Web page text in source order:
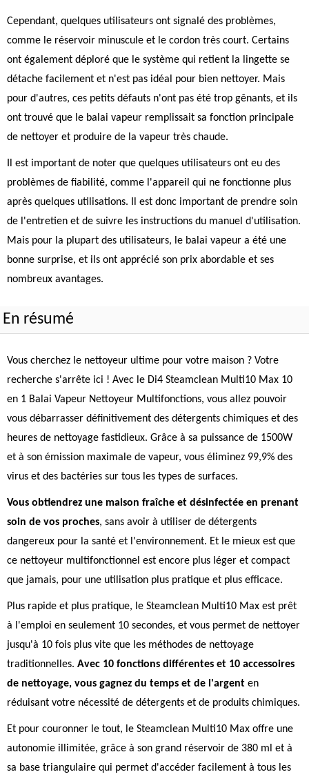
Cependant, quelques utilisateurs ont signalé des problèmes,
comme le réservoir minuscule et le cordon très court. Certains
ont également déploré que le système qui retient la lingette se
détache facilement et n'est pas idéal pour bien nettoyer. Mais
pour d'autres, ces petits défauts n'ont pas été trop gênants, et ils
ont trouvé que le balai vapeur remplissait sa fonction principale
de nettoyer et produire de la vapeur très chaude.
Il est important de noter que quelques utilisateurs ont eu des
problèmes de fiabilité, comme l'appareil qui ne fonctionne plus
après quelques utilisations. Il est donc important de prendre soin
de l'entretien et de suivre les instructions du manuel d'utilisation.
Mais pour la plupart des utilisateurs, le balai vapeur a été une
bonne surprise, et ils ont apprécié son prix abordable et ses
nombreux avantages.
En résumé
Vous cherchez le nettoyeur ultime pour votre maison ? Votre
recherche s'arrête ici ! Avec le Di4 Steamclean Multi10 Max 10
en 1 Balai Vapeur Nettoyeur Multifonctions, vous allez pouvoir
vous débarrasser définitivement des détergents chimiques et des
heures de nettoyage fastidieux. Grâce à sa puissance de 1500W
et à son émission maximale de vapeur, vous éliminez 99,9% des
virus et des bactéries sur tous les types de surfaces.
Vous obtiendrez une maison fraîche et désinfectée en prenant
soin de vos proches, sans avoir à utiliser de détergents
dangereux pour la santé et l'environnement. Et le mieux est que
ce nettoyeur multifonctionnel est encore plus léger et compact
que jamais, pour une utilisation plus pratique et plus efficace.
Plus rapide et plus pratique, le Steamclean Multi10 Max est prêt
à l'emploi en seulement 10 secondes, et vous permet de nettoyer
jusqu'à 10 fois plus vite que les méthodes de nettoyage
traditionnelles. Avec 10 fonctions différentes et 10 accessoires
de nettoyage, vous gagnez du temps et de l'argent en
réduisant votre nécessité de détergents et de produits chimiques.
Et pour couronner le tout, le Steamclean Multi10 Max offre une
autonomie illimitée, grâce à son grand réservoir de 380 ml et à
sa base triangulaire qui permet d'accéder facilement à tous les